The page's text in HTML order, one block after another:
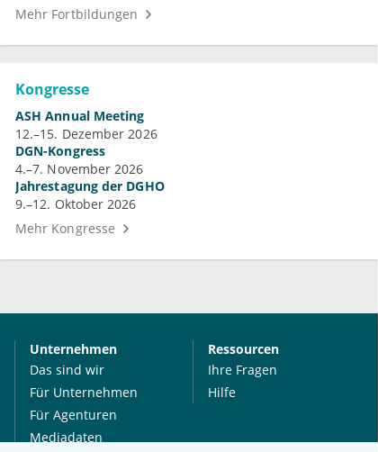
Mehr Fortbildungen
Kongresse
ASH Annual Meeting
12.–15. Dezember 2026
DGN-Kongress
4.–7. November 2026
Jahrestagung der DGHO
9.–12. Oktober 2026
Mehr Kongresse
Unternehmen
Das sind wir
Für Unternehmen
Für Agenturen
Mediadaten
Ressourcen
Ihre Fragen
Hilfe